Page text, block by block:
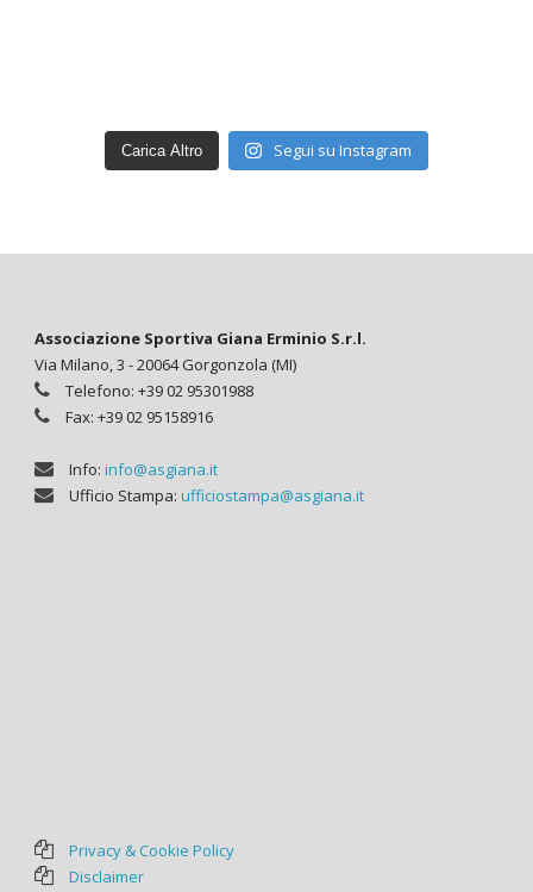
Carica Altro Segui su Instagram
Associazione Sportiva Giana Erminio S.r.l.
Via Milano, 3 - 20064 Gorgonzola (MI)
Telefono: +39 02 95301988
Fax: +39 02 95158916
Info: info@asgiana.it
Ufficio Stampa: ufficiostampa@asgiana.it
Privacy & Cookie Policy
Disclaimer